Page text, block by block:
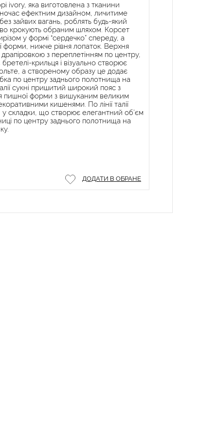
ivory, яка виготовлена з тканини
ефектним дизайном, личитиме
зайвих вагань, роблять будь-який
крокують обраним шляхом. Корсет
у формі “сердечко” спереду, а
форми, нижче рівня лопаток. Верхня
з переплетінням по центру,
крильця і візуально створює
а створеному образу це додає
по центру заднього полотнища на
сукні пришитий широкий пояс з
пишної форми з вишуканим великим
кишенями. По лінії талії
у складки, що створює елегантний об’єм
по центру заднього полотнища на
ДОДАТИ В ОБРАНЕ